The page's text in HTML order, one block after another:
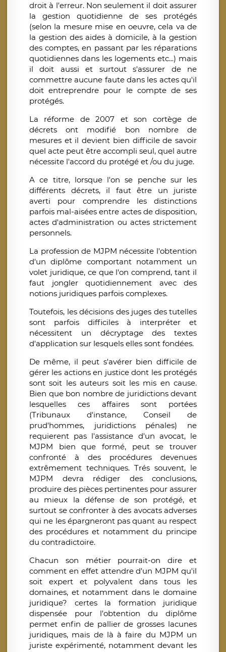
droit à l'erreur. Non seulement il doit assurer
la gestion quotidienne de ses protégés
(selon la mesure mise en oeuvre, cela va de
la gestion des aides à domicile, à la gestion
des comptes, en passant par les réparations
quotidiennes dans les logements etc...) mais
il doit aussi et surtout s'assurer de ne
commettre aucune faute dans les actes qu'il
doit entreprendre pour le compte de ses
protégés.
La réforme de 2007 et son cortège de
décrets ont modifié bon nombre de
mesures et il devient bien difficile de savoir
quel acte peut être accompli seul, quel autre
nécessite l'accord du protégé et /ou du juge.
A ce titre, lorsque l'on se penche sur les
différents décrets, il faut être un juriste
averti pour comprendre les distinctions
parfois mal-aisées entre actes de disposition,
actes d'administration ou actes strictement
personnels.
La profession de MJPM nécessite l'obtention
d'un diplôme comportant notamment un
volet juridique, ce que l'on comprend, tant il
faut jongler quotidiennement avec des
notions juridiques parfois complexes.
Toutefois, les décisions des juges des tutelles
sont parfois difficiles à interpréter et
nécessitent un décryptage des textes
d'application sur lesquels elles sont fondées.
De même, il peut s'avérer bien difficile de
gérer les actions en justice dont les protégés
sont soit les auteurs soit les mis en cause.
Bien que bon nombre de juridictions devant
lesquelles ces affaires sont portées
(Tribunaux d'instance, Conseil de
prud'hommes, juridictions pénales) ne
requierent pas l'assistance d'un avocat, le
MJPM bien que formé, peut se trouver
confronté à des procédures devenues
extrêmement techniques. Trés souvent, le
MJPM devra rédiger des conclusions,
produire des pièces pertinentes pour assurer
au mieux la défense de son protégé, et
surtout se confronter à des avocats adverses
qui ne les épargneront pas quant au respect
des procédures et notamment du principe
du contradictoire.
Chacun son métier pourrait-on dire et
comment en effet attendre d'un MJPM qu'il
soit expert et polyvalent dans tous les
domaines, et notamment dans le domaine
juridique? certes la formation juridique
dispensée pour l'obtention du diplôme
permet enfin de pallier de grosses lacunes
juridiques, mais de là à faire du MJPM un
juriste expérimenté, notamment devant les